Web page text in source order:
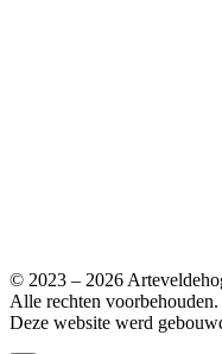
© 2023 – 2026
Alle rechten voorbehouden.
Deze website werd